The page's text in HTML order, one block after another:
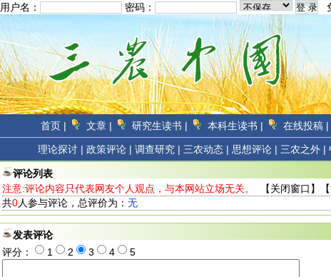
用户名： 密码：
首页 | 文章 | 研究生读书 | 本科生读书 | 在线投稿 |
理论探讨 | 政策评论 | 调查研究 | 三农动态 | 思想评论 | 三农之外 |
评论列表
注意:评论内容只代表网友个人观点，与本网站立场无关。
【关闭窗口 】【
共0人参与评论，总评价为： 无
发表评论
评分：
1 2 3 4 5